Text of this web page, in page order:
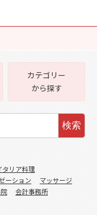
カテゴリー
から探す
検索
タリア料理
ーション
マッサージ
会計事務所